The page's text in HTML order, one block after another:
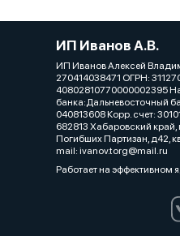
ИП Иванов А.В.
ИП Иванов Алексей
270414038471 ОГРН:
40802810770000002395
банка:Дальневосточный
040813608 Корр. счет:
682813 Хабаровский край,
Погибших Партизан, д42,
mail: ivanov.torg@mail.ru
Работает на эффективном